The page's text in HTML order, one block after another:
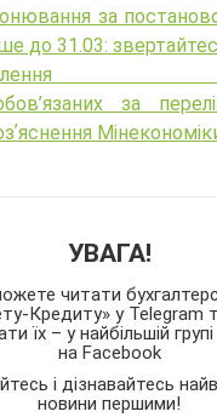
за
до 31.03:
за
УВАГА!
читати
Кредиту» у Telegram
їх – у найбільшій групі
на Facebook
і дізнавайтесь
новини першими!